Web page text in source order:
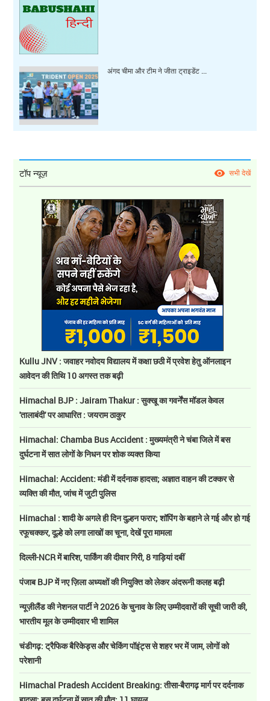
अंगद चीमा और टीम ने जीता ट्राइडेंट ...
टॉप न्यूज़ सभी देखें
Kullu JNV : जवाहर नवोदय विद्यालय में कक्षा छठी में प्रवेश हेतु ऑनलाइन
आवेदन की तिथि 10 अगस्त तक बढ़ी
Himachal BJP : Jairam Thakur : सुक्खू का गवर्नेंस मॉडल केवल
'तालाबंदी' पर आधारित : जयराम ठाकुर
Himachal: Chamba Bus Accident : मुख्यमंत्री ने चंबा जिले में बस
दुर्घटना में सात लोगों के निधन पर शोक व्यक्त किया
Himachal: Accident: मंडी में दर्दनाक हादसा; अज्ञात वाहन की टक्कर से
व्यक्ति की मौत, जांच में जुटी पुलिस
Himachal : शादी के अगले ही दिन दुल्हन फरार; शॉपिंग के बहाने ले गई और हो गई
रफूचक्कर, दूल्हे को लगा लाखों का चूना, देखें पूरा मामला
दिल्ली-NCR में बारिश, पार्किंग की दीवार गिरी, 8 गाड़ियां दबीं
पंजाब BJP में नए ज़िला अध्यक्षों की नियुक्ति को लेकर अंदरूनी कलह बढ़ी
न्यूज़ीलैंड की नेशनल पार्टी ने 2026 के चुनाव के लिए उम्मीदवारों की सूची जारी की,
भारतीय मूल के उम्मीदवार भी शामिल
चंडीगढ़: ट्रैफिक बैरिकेड्स और चेकिंग पॉइंट्स से शहर भर में जाम, लोगों को
परेशानी
Himachal Pradesh Accident Breaking: तीसा-बैरागढ़ मार्ग पर दर्दनाक